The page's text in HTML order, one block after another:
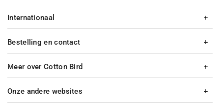
Bestelling en contact
Meer over Cotton Bird
Internationaal
Onze andere websites